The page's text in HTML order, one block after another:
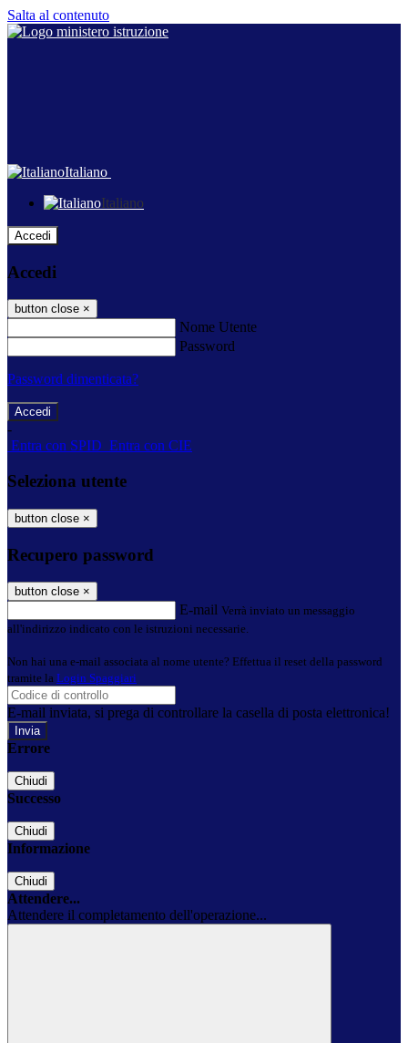
Salta al contenuto
Italiano
Italiano
Accedi
Accedi
button close ×
Nome Utente
Password
Password dimenticata?
-
Entra con SPID Entra con CIE
Seleziona utente
button close ×
Recupero password
button close ×
E-mail Verrà inviato un messaggio
all'indirizzo indicato con le istruzioni necessarie.
Non hai una e-mail associata al nome utente? Effettua il reset della password
tramite la Login Spaggiari
E-mail inviata, si prega di controllare la casella di posta elettronica!
Errore
Chiudi
Successo
Chiudi
Informazione
Chiudi
Attendere...
Attendere il completamento dell'operazione...